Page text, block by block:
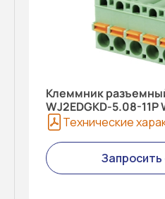
Клеммник
WJ2EDGKD-5.08-11P
Технические